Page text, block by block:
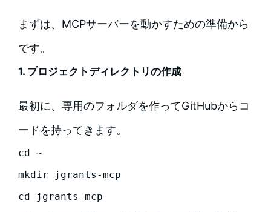
まずは、MCPサーバーを動かすための準備から
です。
1. プロジェクトディレクトリの作成
最初に、専用のフォルダを作ってGitHubからコ
ードを持ってきます。
cd ~
mkdir jgrants-mcp
cd jgrants-mcp